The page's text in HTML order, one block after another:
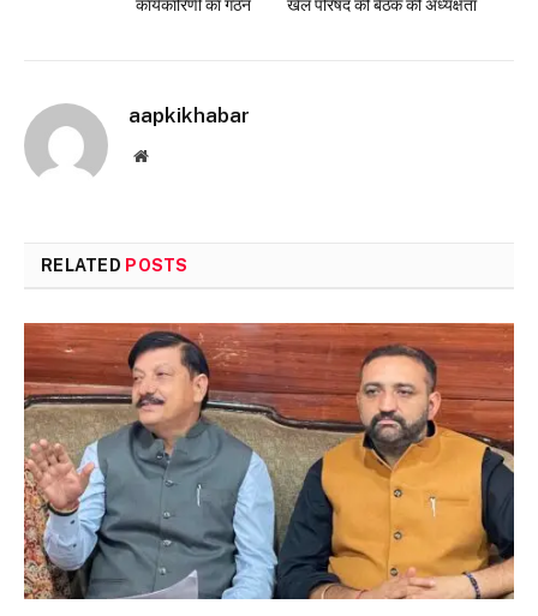
कार्यकारिणी का गठन
खेल परिषद की बैठक की अध्यक्षता
aapkikhabar
Website
RELATED POSTS